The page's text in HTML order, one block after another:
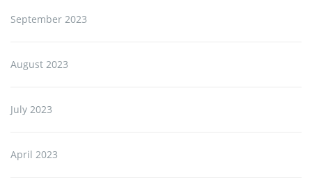
September 2023
August 2023
July 2023
April 2023